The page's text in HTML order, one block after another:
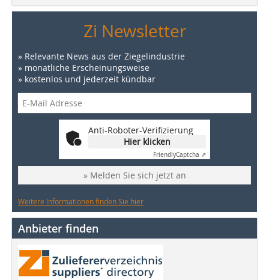
Zi Newsletter
» Relevante News aus der Ziegelindustrie
» monatliche Erscheinungsweise
» kostenlos und jederzeit kündbar
Anti-Roboter-Verifizierung
Hier klicken
FriendlyCaptcha ⇗
» Melden Sie sich jetzt an
Weitere Informationen finden Sie hier
Anbieter finden